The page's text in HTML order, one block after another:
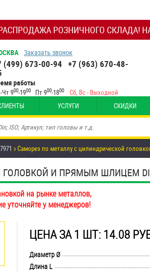
РОЗНИЧНОГО СКЛАДА!
Заказать звонок
(499) 673-00-94 +7 (963) 670-48-
работы
Чт 900-1900 Пт 900-1800 Сб, Вс - Выходной
УСЛУГИ СКИДКИ
Саморез по металлу с цилиндрической
И ПРЯМЫМ ШЛИЦЕМ
на рынке металлов,
уточняйте у менеджеров!
ЦЕНА ЗА 1 ШТ: 14.08
Диаметр Ø
Длина L